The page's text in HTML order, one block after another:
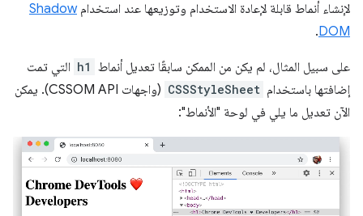
لإنشاء أنماط قابلة لإعادة الاستخدام وتوزيعها عند استخدامShadow
DOM
.
على سبيل المثال، لم يكن من الممكن سابقًا تعديل أنماط h1 التي تمت
إضافتها باستخدام CSSStyleSheet
(واجهات CSSOM API). يمكن
الآن تعديل ما يلي في لوحة "الأنماط":